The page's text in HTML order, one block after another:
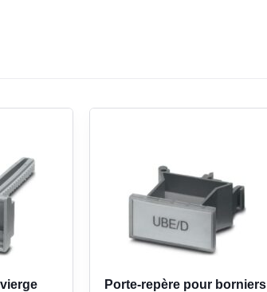
plus directes. C’est un
techniques
adaptée aux
habituels pour les
intégré à leur matériel
Porte-repère pour borniers